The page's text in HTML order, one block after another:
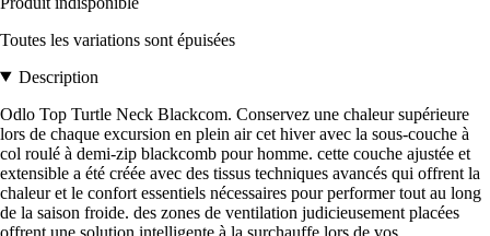
Toutes les variations sont épuisées
Description
Odlo Top Turtle Neck Blackcom. Conservez une chaleur supérieure
lors de chaque excursion en plein air cet hiver avec la sous-couche à
col roulé à demi-zip blackcomb pour homme. cette couche ajustée et
extensible a été créée avec des tissus techniques avancés qui offrent la
chaleur et le confort essentiels nécessaires pour performer tout au long
de la saison froide. des zones de ventilation judicieusement placées
offrent une solution intelligente à la surchauffe lors de vos